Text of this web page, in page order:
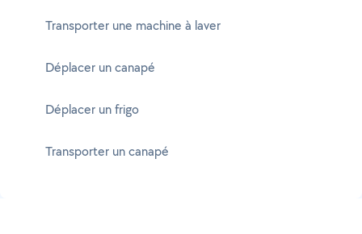
Transporter une machine à laver
Déplacer un canapé
Déplacer un frigo
Transporter un canapé